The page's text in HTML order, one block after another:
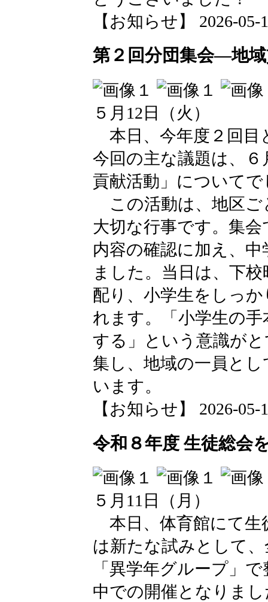
【お知らせ】 2026-05-
第２回分団集会―地
５月12日（火）
本日、今年度２回目
今回の主な議題は、
貢献活動」についてで
この活動は、地区ご
大切な行事です。集
内容の確認に加え、
ました。当日は、下
配り、小学生をしっ
れます。「小学生の
する」という意識が
集し、地域の一員と
います。
【お知らせ】 2026-05-
令和８年度 生徒総会
５月11日（月）
本日、体育館にて生
は新たな試みとして
「異学年グループ」
中での開催となりま